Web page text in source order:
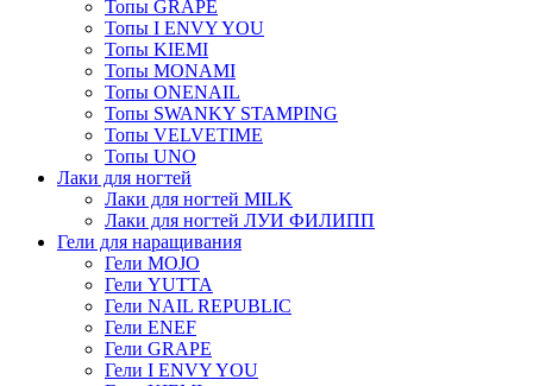
Топы GRAPE
Топы I ENVY YOU
Топы KIEMI
Топы MONAMI
Топы ONENAIL
Топы SWANKY STAMPING
Топы VELVETIME
Топы UNO
Лаки для ногтей
Лаки для ногтей MILK
Лаки для ногтей ЛУИ ФИЛИПП
Гели для наращивания
Гели MOJO
Гели YUTTA
Гели NAIL REPUBLIC
Гели ENEF
Гели GRAPE
Гели I ENVY YOU